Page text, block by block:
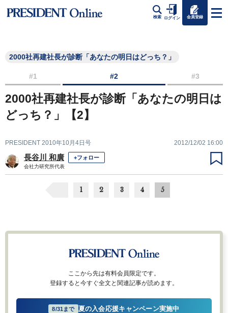
検索 ログイン 会員登録
2000社再建社長が診断「あなたの明日はどっち？」
#1 #2 #3
2000社再建社長が診断「あなたの明日は
どっち？」【2】
PRESIDENT 2010年10月4日号 2012/12/02 16:00
長谷川 和廣 +フォロー
会社力研究所代表
1 2 3 4 5
ここから先は有料会員限定です。
登録すると今すぐ全文と関連記事が読めます。
8/31まで 夏の入会応援キャンペーン実施中